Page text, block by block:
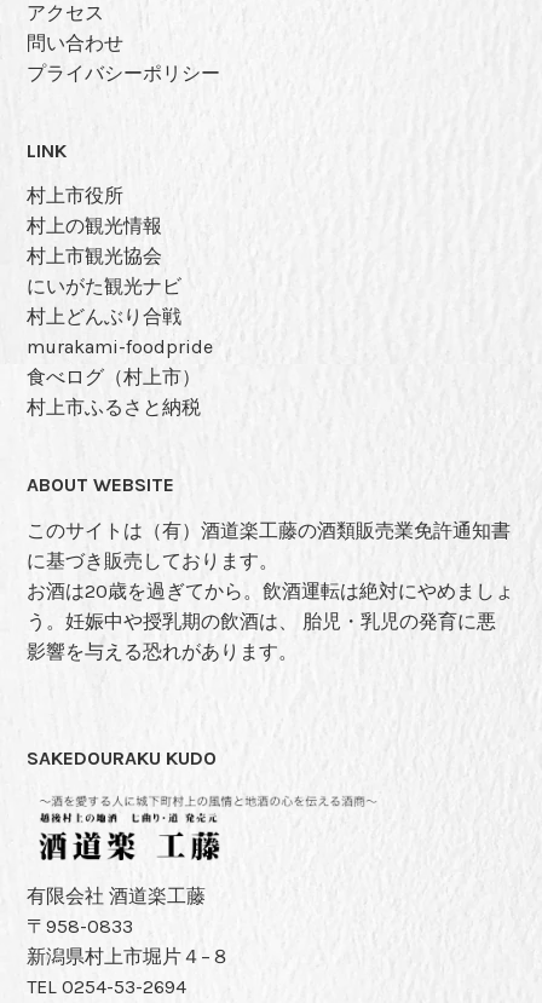
アクセス
問い合わせ
プライバシーポリシー
LINK
村上市役所
村上の観光情報
村上市観光協会
にいがた観光ナビ
村上どんぶり合戦
murakami-foodpride
食べログ（村上市）
村上市ふるさと納税
ABOUT WEBSITE
このサイトは（有）酒道楽工藤の酒類販売業免許通知書
に基づき販売しております。
お酒は20歳を過ぎてから。飲酒運転は絶対にやめましょ
う。妊娠中や授乳期の飲酒は、 胎児・乳児の発育に悪
影響を与える恐れがあります。
SAKEDOURAKU KUDO
有限会社 酒道楽工藤
〒958-0833
新潟県村上市堀片４−８
TEL 0254-53-2694